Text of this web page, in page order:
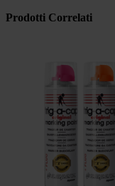
Prodotti Correlati